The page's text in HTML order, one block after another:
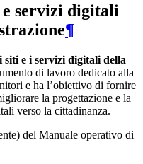
servizi digitali
¶
e i servizi digitali della
di lavoro dedicato alla
e ha l’obiettivo di fornire
la progettazione e la
verso la cittadinanza.
del Manuale operativo di